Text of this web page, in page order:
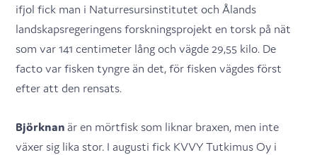
ifjol fick man i Naturresursinstitutet och Ålands
landskapsregeringens forskningsprojekt en torsk på nät
som var 141 centimeter lång och vägde 29,55 kilo. De
facto var fisken tyngre än det, för fisken vägdes först
efter att den rensats.
Björknanär en mörtfisk som liknar braxen, men inte
växer sig lika stor. I augusti fick KVVY Tutkimus Oy i